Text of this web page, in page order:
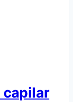
capilar